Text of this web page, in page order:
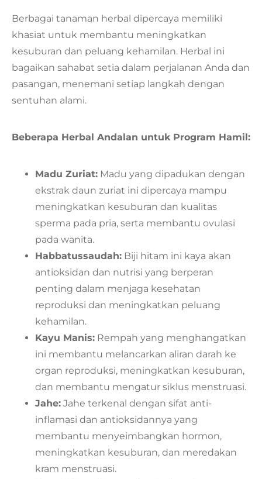
Berbagai tanaman herbal dipercaya memiliki
khasiat untuk membantu meningkatkan
kesuburan dan peluang kehamilan. Herbal ini
bagaikan sahabat setia dalam perjalanan Anda dan
pasangan, menemani setiap langkah dengan
sentuhan alami.
Beberapa Herbal Andalan untuk Program Hamil:
Madu Zuriat: Madu yang dipadukan dengan
ekstrak daun zuriat ini dipercaya mampu
meningkatkan kesuburan dan kualitas
sperma pada pria, serta membantu ovulasi
pada wanita.
Habbatussaudah: Biji hitam ini kaya akan
antioksidan dan nutrisi yang berperan
penting dalam menjaga kesehatan
reproduksi dan meningkatkan peluang
kehamilan.
Kayu Manis: Rempah yang menghangatkan
ini membantu melancarkan aliran darah ke
organ reproduksi, meningkatkan kesuburan,
dan membantu mengatur siklus menstruasi.
Jahe: Jahe terkenal dengan sifat anti-
inflamasi dan antioksidannya yang
membantu menyeimbangkan hormon,
meningkatkan kesuburan, dan meredakan
kram menstruasi.